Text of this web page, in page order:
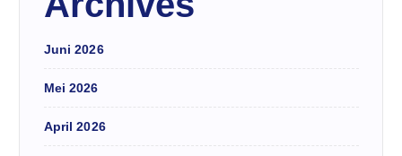
Juni 2026
Mei 2026
April 2026